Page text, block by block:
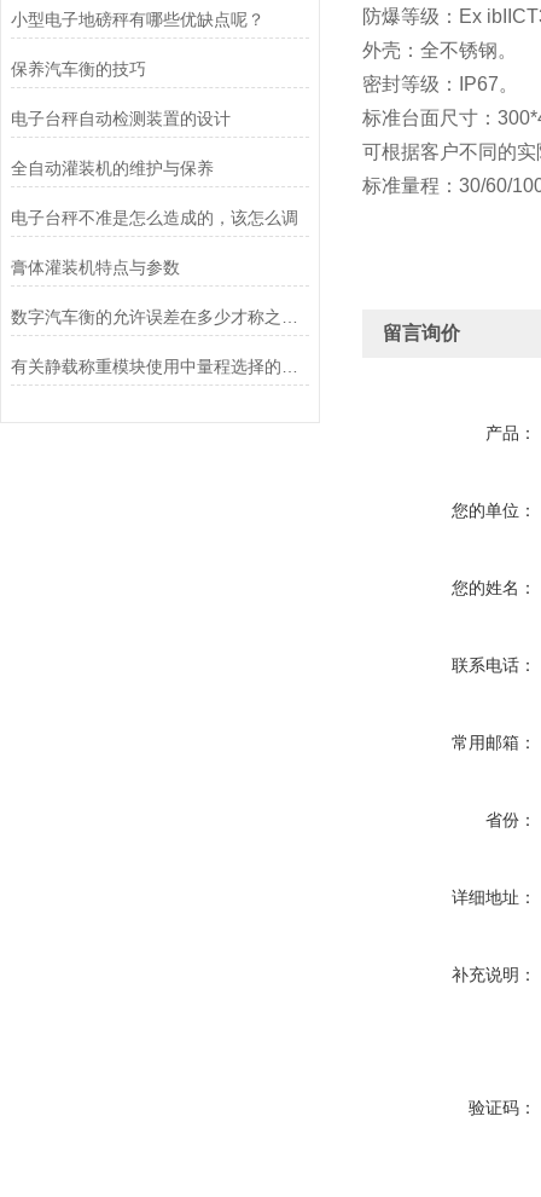
小型电子地磅秤有哪些优缺点呢？
保养汽车衡的技巧
电子台秤自动检测装置的设计
全自动灌装机的维护与保养
电子台秤不准是怎么造成的，该怎么调
膏体灌装机特点与参数
防爆等级：Ex
外壳：全不锈钢。
密封等级：IP67。
标准台面尺寸：
可根据客户不同的
标准量程：30/60/
留言询价
产品：
您的单位：
您的姓名：
联系电话：
常用邮箱：
省份：
详细地址：
补充说明：
验证码：